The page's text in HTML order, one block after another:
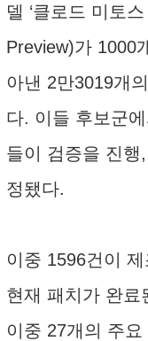
델 ‘클로드 미토
Preview)가 1000
아낸 2만3019개
다. 이들 후보군
들이 검증을 진행
정됐다.
이중 1596건이
현재 패치가 완료
이중 27개의 주